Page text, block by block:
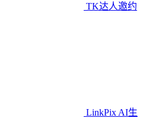
TK达人邀约
LinkPix AI生